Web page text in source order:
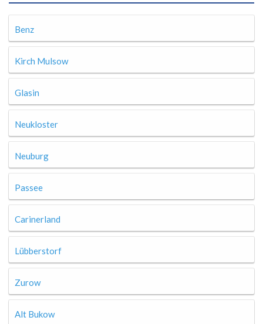
Benz
Kirch Mulsow
Glasin
Neukloster
Neuburg
Passee
Carinerland
Lübberstorf
Zurow
Alt Bukow